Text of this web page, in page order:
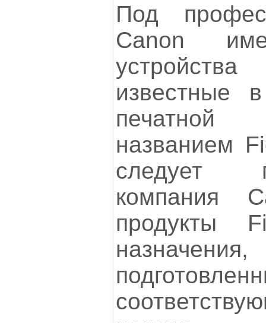
Под
Canon
известные
печатной
названием
следует
компания
продукты